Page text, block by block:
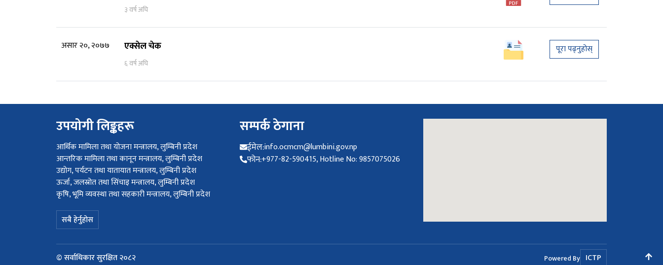
३ वर्ष अघि
असार २०, २०७७ एक्सेल चेक
६ वर्ष अघि
पूरा पढ्नुहोस्
उपयोगी लिङ्कहरू
आर्थिक मामिला तथा योजना मन्त्रालय, लुम्बिनी प्रदेश
आन्तरिक मामिला तथा कानून मन्त्रालय, लुम्बिनी प्रदेश
उद्योग, पर्यटन तथा यातायात मन्त्रालय, लुम्बिनी प्रदेश
ऊर्जा, जलस्रोत तथा सिंचाइ मन्त्रालय, लुम्बिनी प्रदेश
कृषि, भूमि व्यवस्था तथा सहकारी मन्त्रालय, लुम्बिनी प्रदेश
सबै हेर्नुहोस
सम्पर्क ठेगाना
ईमेल:info.ocmcm@lumbini.gov.np
फोन:+977-82-590415, Hotline No: 9857075026
© सर्वाधिकार सुरक्षित २०८२ Powered By ICTP